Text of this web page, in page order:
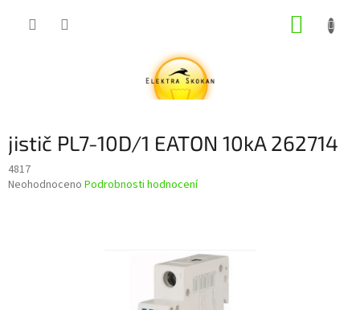
jistič PL7-10D/1 EATON 10kA 262714
4817
Průměrné
Neohodnoceno Podrobnosti hodnocení